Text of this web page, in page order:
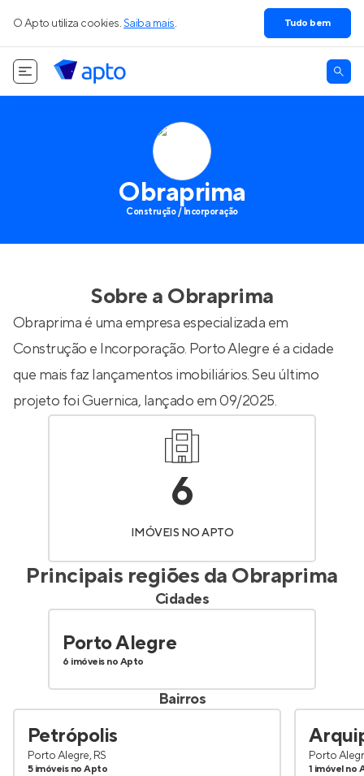
O Apto utiliza cookies. Saiba mais. Tudo bem
Obraprima
Construção / Incorporação
Sobre a Obraprima
Obraprima é uma empresa especializada em
Construção e Incorporação. Porto Alegre é a cidade
que mais faz lançamentos imobiliários. Seu último
projeto foiGuernica, lançado em 09/2025.
6
IMÓVEIS NO APTO
Principais regiões da Obraprima
Cidades
Porto Alegre
6 imóveis no Apto
Bairros
Petrópolis
Porto Alegre, RS
5 imóveis no Apto
Porto
1 imóvel no